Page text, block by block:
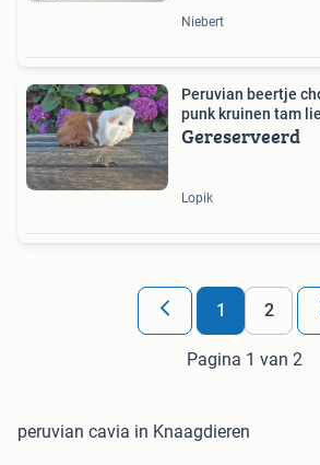
Niebert
Peruvian beertje
punk kruinen tam
Gereserveerd
Lopik
1 2
Pagina 1 van 2
peruvian cavia in Knaagdieren